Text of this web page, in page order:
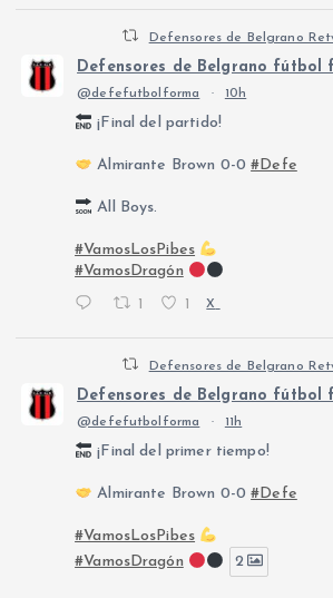
Defensores de Belgrano
Defensores de Belgrano fútbol
@defefutbolforma · 10h
¡Final del partido!
Almirante Brown 0-0#Defe
All Boys.
#VamosLosPibes
#VamosDragón
X
Defensores de Belgrano
Defensores de Belgrano fútbol
@defefutbolforma · 11h
¡Final del primer tiempo!
Almirante Brown 0-0#Defe
#VamosLosPibes
#VamosDragón
2